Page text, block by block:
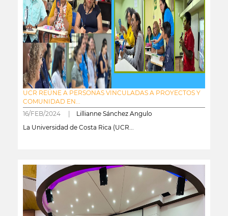
UCR REÚNE A PERSONAS VINCULADAS A PROYECTOS Y
COMUNIDAD EN...
16/FEB/2024 | Lillianne Sánchez Angulo
La Universidad de Costa Rica (UCR...